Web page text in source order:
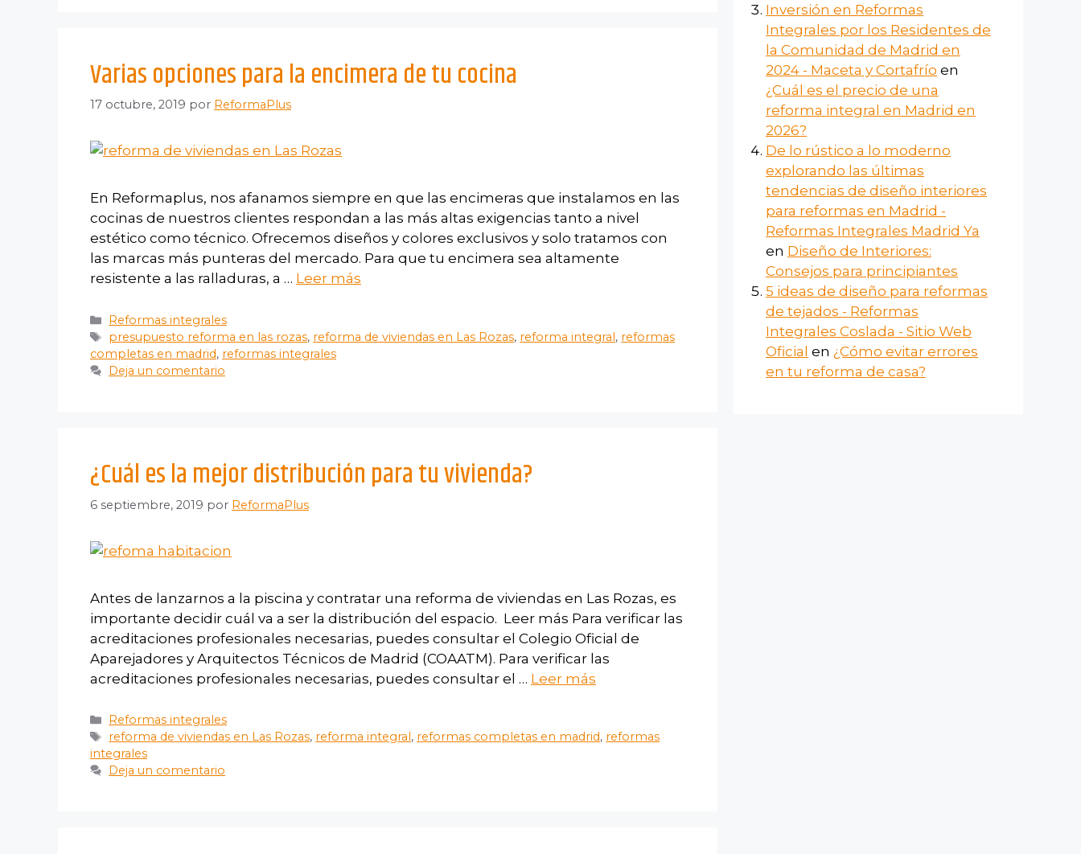
Varias opciones para la encimera de tu cocina
17 octubre, 2019 por ReformaPlus
En Reformaplus, nos afanamos siempre en que las encimeras que instalamos en las
cocinas de nuestros clientes respondan a las más altas exigencias tanto a nivel
estético como técnico. Ofrecemos diseños y colores exclusivos y solo tratamos con
las marcas más punteras del mercado. Para que tu encimera sea altamente
resistente a las ralladuras, a … Leer más
Reformas integrales
presupuesto reforma en las rozas, reforma de viviendas en Las Rozas, reforma integral , reformas
completas en madrid, reformas integrales
Deja un comentario
¿Cuál es la mejor distribución para tu vivienda?
6 septiembre, 2019 por ReformaPlus
Antes de lanzarnos a la piscina y contratar una reforma de viviendas en Las Rozas, es
importante decidir cuál va a ser la distribución del espacio. Leer más Para verificar las
acreditaciones profesionales necesarias, puedes consultar el Colegio Oficial de
Aparejadores y Arquitectos Técnicos de Madrid (COAATM). Para verificar las
acreditaciones profesionales necesarias, puedes consultar el … Leer más
Reformas integrales
reforma de viviendas en Las Rozas, reforma integral , reformas completas en madrid, reformas
integrales
Deja un comentario
Inversión en Reformas
Integrales por los Residentes de
la Comunidad de Madrid en
2024 - Maceta y Cortafrío en
¿Cuál es el precio de una
reforma integral en Madrid en
2026?
De lo rústico a lo moderno
explorando las últimas
tendencias de diseño interiores
para reformas en Madrid -
Reformas Integrales Madrid Ya
en Diseño de Interiores:
Consejos para principiantes
5 ideas de diseño para reformas
de tejados - Reformas
Integrales Coslada - Sitio Web
Oficial en ¿Cómo evitar errores
en tu reforma de casa?